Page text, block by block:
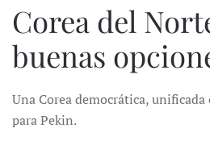
Corea del
buenas
Una Corea democrática,
para Pekin.